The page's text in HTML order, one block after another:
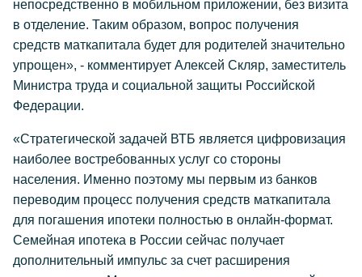
непосредственно в мобильном приложении, без визита
в отделение. Таким образом, вопрос получения
средств маткапитала будет для родителей значительно
упрощен», - комментирует Алексей Скляр, заместитель
Министра труда и социальной защиты Российской
Федерации.
«Стратегической задачей ВТБ является цифровизация
наиболее востребованных услуг со стороны
населения. Именно поэтому мы первым из банков
переводим процесс получения средств маткапитала
для погашения ипотеки полностью в онлайн-формат.
Семейная ипотека в России сейчас получает
дополнительный импульс за счет расширения